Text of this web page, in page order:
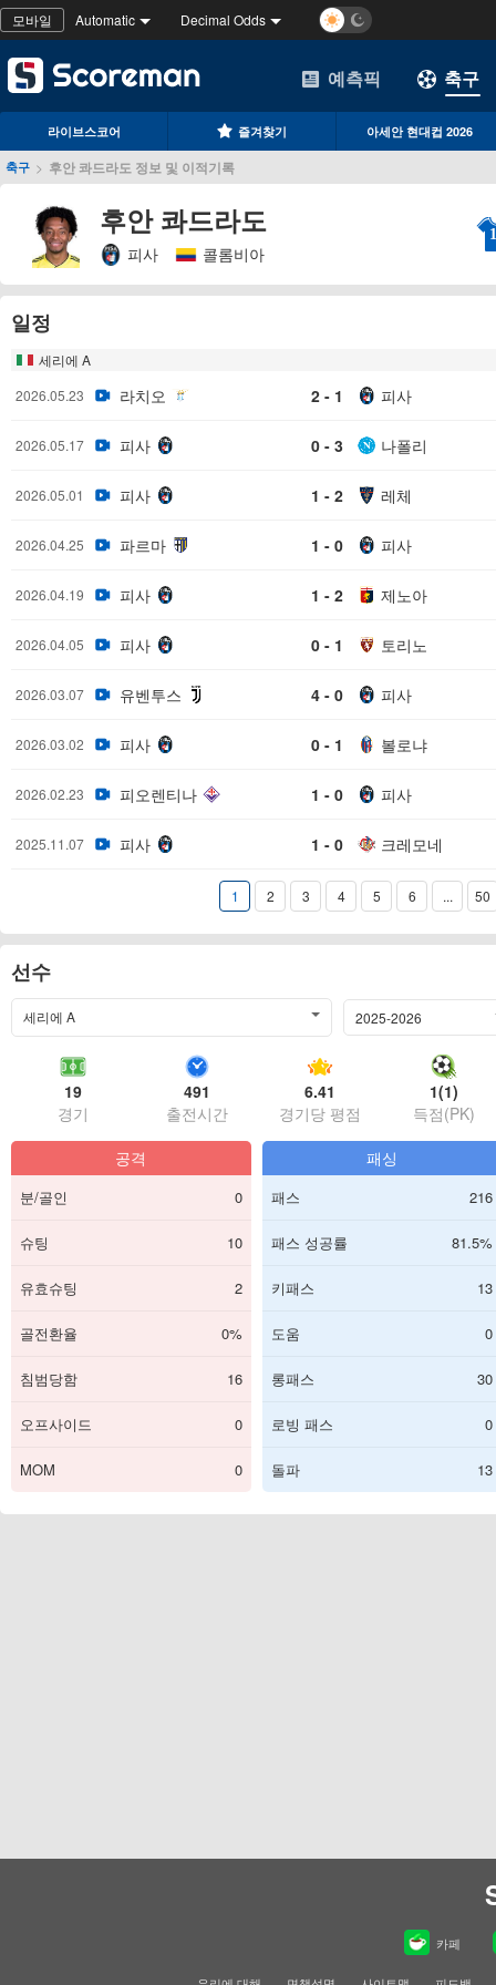
모바일 Automatic Decimal Odds
예측픽 축구
라이브스코어 즐겨찾기 아세안 현대컵 2026
축구 > 후안 콰드라도 정보 및 이적기록
후안 콰드라도
피사 콜롬비아
일정
세리에 A
2026.05.23
라치오 2 - 1 피사
2026.05.17 피사 0 - 3 나폴리
2026.05.01 피사 1 - 2 레체
2026.04.25 파르마 1 - 0 피사
2026.04.19 피사 1 - 2 제노아
2026.04.05 피사 0 - 1 토리노
2026.03.07 유벤투스 4 - 0 피사
2026.03.02 피사 0 - 1 볼로냐
2026.02.23 피오렌티나 1 - 0 피사
2025.11.07 피사 1 - 0 크레모네
1 2 3 4 5 6 ... 50
선수
세리에 A 2025-2026
19
경기
491
출전시간
6.41
경기당 평점
1(1)
득점(PK)
공격
분/골인 0
슈팅 10
유효슈팅 2
골전환율 0%
침범당함 16
오프사이드 0
MOM 0
패싱
패스 216
패스 성공률 81.5%
키패스 13
도움 0
롱패스 30
로빙 패스 0
돌파 13
카페